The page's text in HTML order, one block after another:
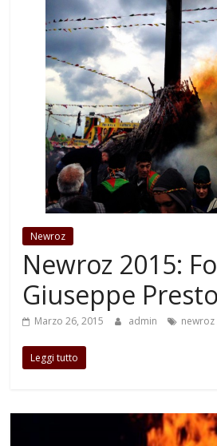
Newroz
Newroz 2015:
Giuseppe
Marzo 26, 2015 admin newroz
Leggi tutto